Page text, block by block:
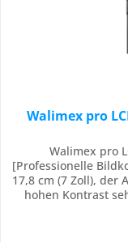
Walimex pro
Walimex pro
[Professionelle
17,8 cm (7 Zoll), der
hohen Kontrast
auch bei direktem